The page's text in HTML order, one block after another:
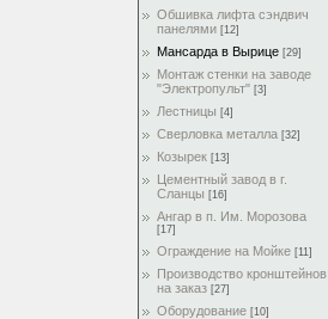
Обшивка лифта сэндвич
панелями [12]
Мансарда в Вырице [29]
Монтаж стенки на заводе
"Электропульт" [3]
Лестницы [4]
Сверловка металла [32]
Козырек [13]
Цементный завод в г.
Сланцы [16]
Ангар в п. Им. Морозова
[17]
Ограждение на Мойке [11]
Производство кронштейнов
на заказ [27]
Оборудование [10]